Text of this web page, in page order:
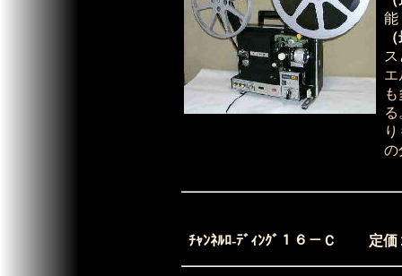
能
エ
も
る
の
ﾁｬﾝﾈﾙﾛ-ﾃﾞｨﾝｸﾞ１６－Ｃ 定価